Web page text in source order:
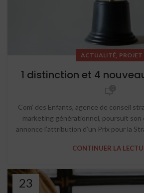
ACTUALITÉ, PROJET
1 distinction et 4
Com’ des Enfants, agence de conseil
marketing générationnel, poursuit
annonce l’attribution d’un Prix pour la
CONTINUER LA
23